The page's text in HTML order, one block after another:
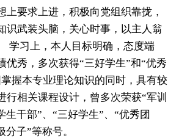
上要求上进，积极向党组织靠拢，
识武装头脑，关心时事，以主人翁
学习上，本人目标明确，态度端
优秀，多次获得“三好学生”和“优秀
握本专业理论知识的同时，具有较
行相关课程设计，曾多次荣获“军训
生干部”、“三好学生”、“优秀团
分子”等称号。